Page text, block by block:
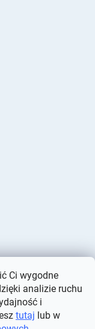
Ci wygodne
analizie ruchu
i
tutaj lub w